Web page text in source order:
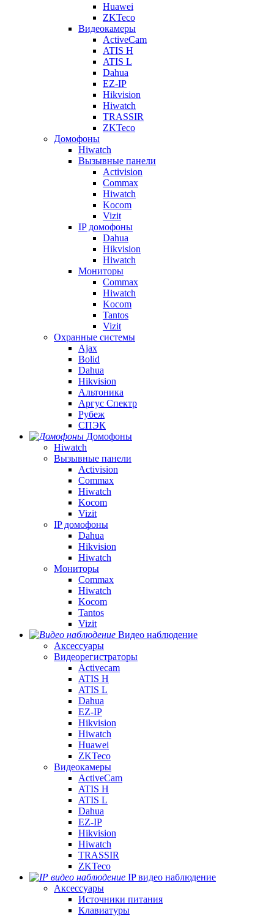
Huawei
ZKTeco
Видеокамеры
ActiveCam
ATIS H
ATIS L
Dahua
EZ-IP
Hikvision
Hiwatch
TRASSIR
ZKTeco
Домофоны
Hiwatch
Вызывные панели
Activision
Commax
Hiwatch
Kocom
Vizit
IP домофоны
Dahua
Hikvision
Hiwatch
Мониторы
Commax
Hiwatch
Kocom
Tantos
Vizit
Охранные системы
Ajax
Bolid
Dahua
Hikvision
Альтоника
Аргус Спектр
Рубеж
СПЭК
Домофоны
Hiwatch
Вызывные панели
Activision
Commax
Hiwatch
Kocom
Vizit
IP домофоны
Dahua
Hikvision
Hiwatch
Мониторы
Commax
Hiwatch
Kocom
Tantos
Vizit
Видео наблюдение
Аксессуары
Видеорегистраторы
Activecam
ATIS H
ATIS L
Dahua
EZ-IP
Hikvision
Hiwatch
Huawei
ZKTeco
Видеокамеры
ActiveCam
ATIS H
ATIS L
Dahua
EZ-IP
Hikvision
Hiwatch
TRASSIR
ZKTeco
IP видео наблюдение
Аксессуары
Источники питания
Клавиатуры